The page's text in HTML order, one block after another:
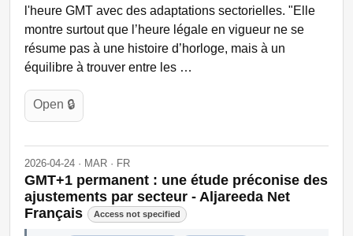
l'heure GMT avec des adaptations sectorielles. "Elle
montre surtout que l’heure légale en vigueur ne se
résume pas à une histoire d’horloge, mais à un
équilibre à trouver entre les …
Open 🔒
2026-04-24 · MAR · FR
GMT+1 permanent : une étude préconise des
ajustements par secteur - Aljareeda Net
Français
Access not specified